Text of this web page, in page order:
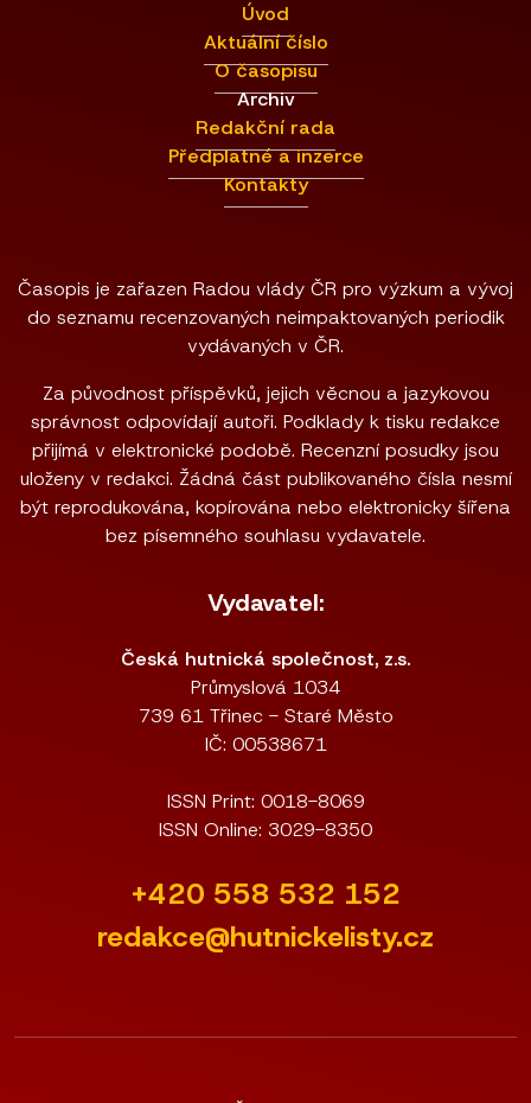
Úvod
Aktuální číslo
O časopisu
Archiv
Redakční rada
Předplatné a inzerce
Kontakty
Časopis je zařazen Radou vlády ČR pro výzkum a vývoj
do seznamu recenzovaných neimpaktovaných periodik
vydávaných v ČR.
Za původnost příspěvků, jejich věcnou a jazykovou
správnost odpovídají autoři. Podklady k tisku redakce
přijímá v elektronické podobě. Recenzní posudky jsou
uloženy v redakci. Žádná část publikovaného čísla nesmí
být reprodukována, kopírována nebo elektronicky šířena
bez písemného souhlasu vydavatele.
Vydavatel:
Česká hutnická společnost, z.s.
Průmyslová 1034
739 61 Třinec - Staré Město
IČ: 00538671
ISSN Print: 0018-8069
ISSN Online: 3029-8350
+420 558 532 152
redakce@hutnickelisty.cz